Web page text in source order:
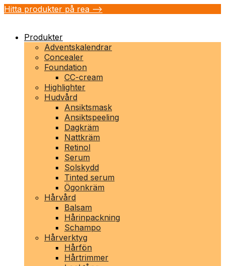
Hitta produkter på rea -->
Produkter
Adventskalendrar
Concealer
Foundation
CC-cream
Highlighter
Hudvård
Ansiktsmask
Ansiktspeeling
Dagkräm
Nattkräm
Retinol
Serum
Solskydd
Tinted serum
Ögonkräm
Hårvård
Balsam
Hårinpackning
Schampo
Hårverktyg
Hårfön
Hårtrimmer